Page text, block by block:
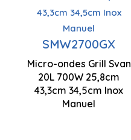
SMW2700GX
Micro-ondes Grill Svan
20L 700W 25,8cm
43,3cm 34,5cm Inox
Manuel
Gril à
micro-
ondes
Capacité
de 20 litres